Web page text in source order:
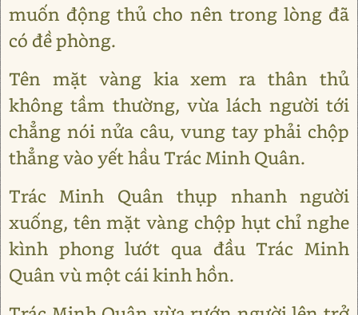
muốn động thủ cho nên trong lòng đã
có đề phòng.
Tên mặt vàng kia xem ra thân thủ
không tầm thường, vừa lách người tới
chẳng nói nửa câu, vung tay phải chộp
thẳng vào yết hầu Trác Minh Quân.
Trác Minh Quân thụp nhanh người
xuống, tên mặt vàng chộp hụt chỉ nghe
kình phong lướt qua đầu Trác Minh
Quân vù một cái kinh hồn.